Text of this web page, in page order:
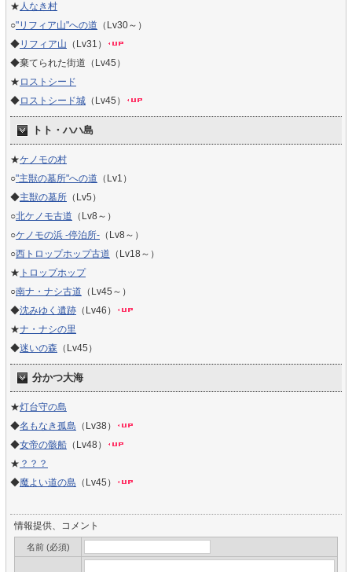
★ 人なき村
○"リフィア山"への道 （Lv30～）
◆リフィア山 （Lv31）
◆棄てられた街道（Lv45）
★ ロストシード
◆ロストシード城 （Lv45）
トト・ハハ島
★ケノモの村
○"主獣の墓所"への道 （Lv1）
◆主獣の墓所 （Lv5）
○北ケノモ古道 （Lv8～）
○ケノモの浜 -停泊所- （Lv8～）
○西トロップホップ古道 （Lv18～）
★ トロップホップ
○南ナ・ナシ古道 （Lv45～）
◆沈みゆく遺跡 （Lv46）
★ナ・ナシの里
◆迷いの森 （Lv45）
分かつ大海
★灯台守の島
◆名もなき孤島 （Lv38）
◆女帝の骸船 （Lv48）
★ ？？？
◆魔よい道の島 （Lv45）
情報提供、コメント
名前 (必須)